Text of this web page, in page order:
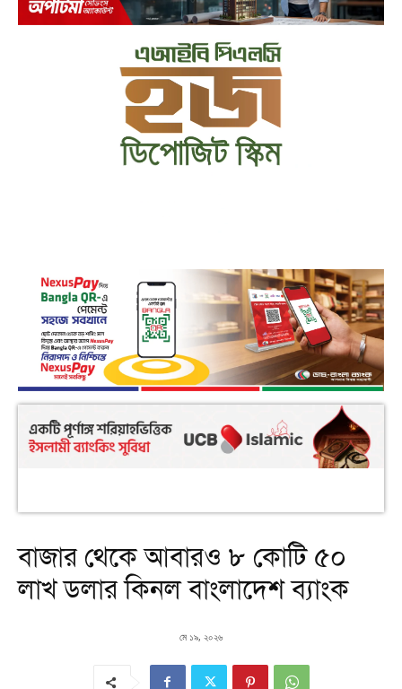
বাজার থেকে আবারও ৮ কোটি ৫০
লাখ ডলার কিনল বাংলাদেশ ব্যাংক
মে ১৯, ২০২৬